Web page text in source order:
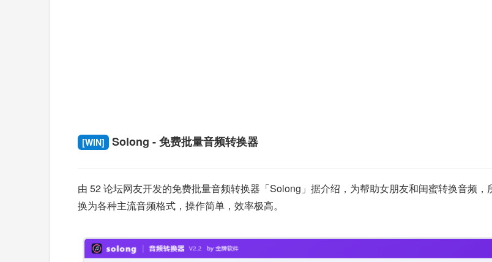
[WIN] Solong - 免费批量音频转换器
由 52 论坛网友开发的免费批量音频转换器「Solong」据介绍，为帮助女朋友和闺蜜转换音频
换为各种主流音频格式，操作简单，效率极高。